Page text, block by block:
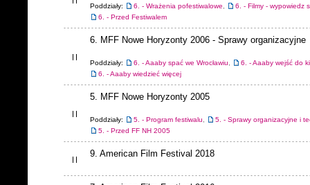
Poddziały: 6. - Wrażenia pofestiwalowe,
6. - Filmy - wypowiedz
6. - Przed Festiwalem
6. MFF Nowe Horyzonty 2006 - Sprawy organizacyjne
Poddziały: 6. - Aaaby spać we Wrocławiu,
6. - Aaaby wejść do
6. - Aaaby wiedzieć więcej
5. MFF Nowe Horyzonty 2005
Poddziały: 5. - Program festiwalu,
5. - Sprawy organizacyjne i
5. - Przed FF NH 2005
9. American Film Festival 2018